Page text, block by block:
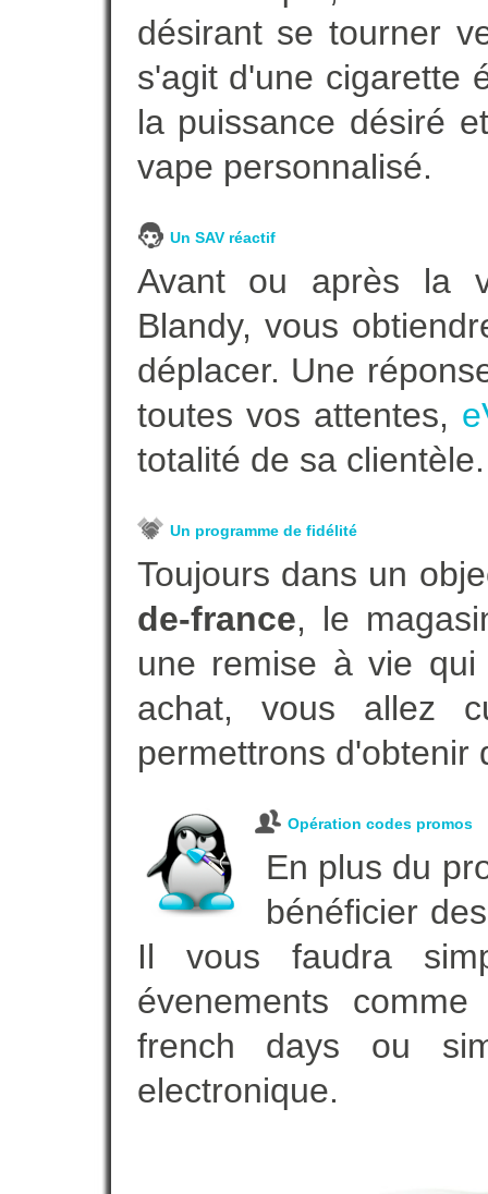
désirant se tourner
s'agit d'une cigarette
la puissance désiré
vape personnalisé.
Un SAV réactif
Avant ou après la
Blandy, vous
déplacer. Une
toutes vos attentes,
totalité de sa clientèle.
Un programme de fidélité
Toujours dans un
de-france, le
une remise à vie qui
achat, vous allez
permettrons d'obtenir
Opération codes promos
En plus du
bénéficier
Il vous faudra
évenements
french days ou
electronique.